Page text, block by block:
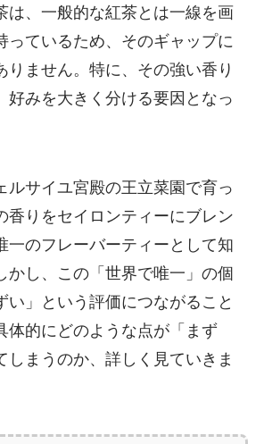
は、一般的な紅茶とは一線を画
っているため、そのギャップに
りません。特に、その強い香り
好みを大きく分ける要因となっ
ルサイユ宮殿の王立菜園で育っ
香りをセイロンティーにブレン
一のフレーバーティーとして知
かし、この「世界で唯一」の個
い」という評価につながること
体的にどのような点が「まず
しまうのか、詳しく見ていきま